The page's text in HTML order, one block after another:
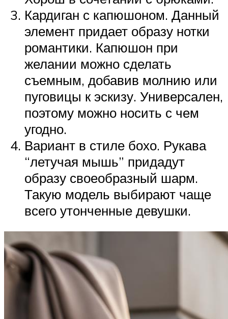
Кардиган с капюшоном. Данный
элемент придает образу нотки
романтики. Капюшон при
желании можно сделать
съемным, добавив молнию или
пуговицы к эскизу. Универсален,
поэтому можно носить с чем
угодно.
Вариант в стиле бохо. Рукава
“летучая мышь” придадут
образу своеобразный шарм.
Такую модель выбирают чаще
всего утонченные девушки.